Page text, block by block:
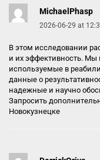
MichaelPhasp
2026-06-29 at
В этом исследовании
и их эффективность.
используемые в
данные о
надежные и научно
Запросить
Новокузнецке